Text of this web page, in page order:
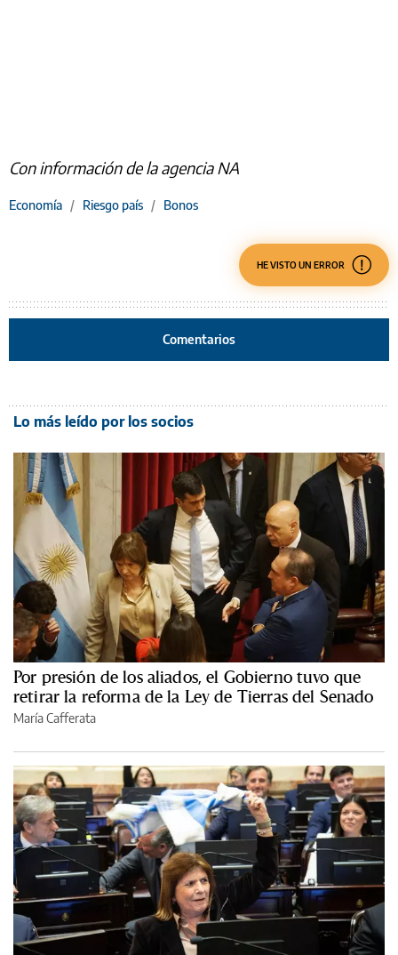
Con información de la agencia NA
Economía / Riesgo país / Bonos
HE VISTO UN ERROR
Comentarios
Lo más leído por los socios
Por presión de los aliados, el Gobierno tuvo que
retirar la reforma de la Ley de Tierras del Senado
María Cafferata